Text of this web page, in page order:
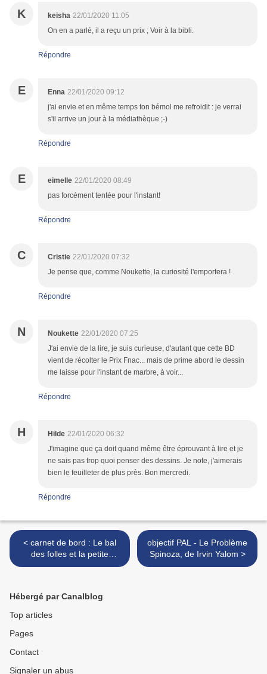
K keisha 22/01/2020 11:05
On en a parlé, il a reçu un prix ; Voir à la bibli.
Répondre
E Enna 22/01/2020 09:12
j'ai envie et en même temps ton bémol me refroidit : je verrai
s'il arrive un jour à la médiathèque ;-)
Répondre
E eimelle 22/01/2020 08:49
pas forcément tentée pour l'instant!
Répondre
C Cristie 22/01/2020 07:32
Je pense que, comme Noukette, la curiosité l'emportera !
Répondre
N Noukette 22/01/2020 07:25
J'ai envie de la lire, je suis curieuse, d'autant que cette BD
vient de récolter le Prix Fnac... mais de prime abord le dessin
me laisse pour l'instant de marbre, à voir...
Répondre
H Hilde 22/01/2020 06:32
J'imagine que ça doit quand même être éprouvant à lire et je
ne sais pas trop quoi penser des dessins. Je note, j'aimerais
bien le feuilleter de plus près. Bon mercredi.
Répondre
< carnet de bord : Le bal
des folles et la petite
sonneuse de cloches
objectif PAL - Le Problème
Spinoza, de Irvin Yalom >
Hébergé par Canalblog
Top articles
Pages
Contact
Signaler un abus